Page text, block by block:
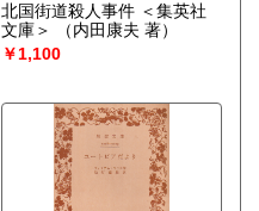
北国街道殺人事件 ＜集英社
文庫＞
（内田康夫 著）
￥1,100